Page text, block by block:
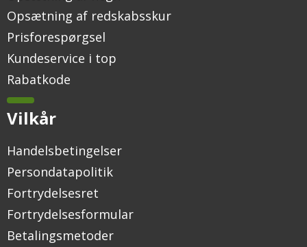
Opsætning af redskabsskur
Prisforespørgsel
Kundeservice i top
Rabatkode
Vilkår
Handelsbetingelser
Persondatapolitik
Fortrydelsesret
Fortrydelsesformular
Betalingsmetoder